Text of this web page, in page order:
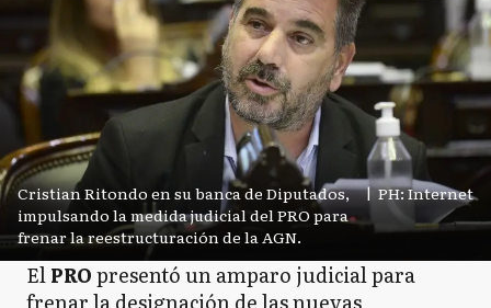
Cristian Ritondo en su banca de Diputados,
impulsando la medida judicial del PRO para
frenar la reestructuración de la AGN.
| PH: Internet
ElPROpresentó un amparo judicial para
frenar la designación de las nuevas